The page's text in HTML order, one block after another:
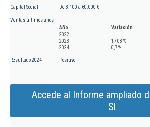
Capital Social De 3.100 a 60.000 €
Ventas últimos años
Año
Variación
2022
2023
17,08 %
2024
0,7 %
Resultado 2024 Positivo
Accede al Informe ampliado
Sl